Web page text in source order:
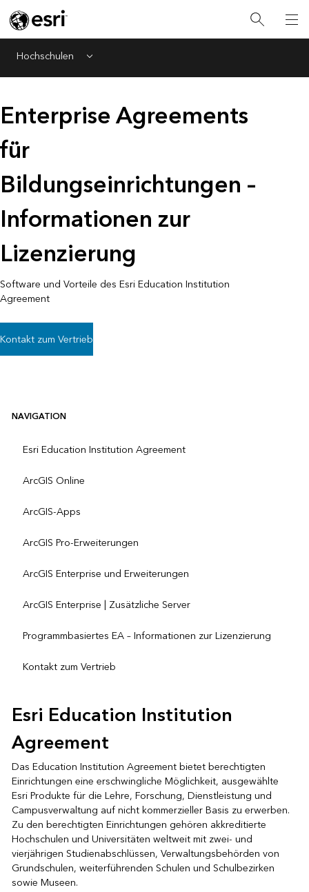
Hochschulen Menu
Enterprise Agreements
für
Bildungseinrichtungen –
Informationen zur
Lizenzierung
Software und Vorteile des Esri Education Institution
Agreement
Kontakt zum Vertrieb
NAVIGATION
Esri Education Institution Agreement
ArcGIS Online
ArcGIS-Apps
ArcGIS Pro-Erweiterungen
ArcGIS Enterprise und Erweiterungen
ArcGIS Enterprise | Zusätzliche Server
Programmbasiertes EA – Informationen zur Lizenzierung
Kontakt zum Vertrieb
Esri Education Institution
Agreement
Das Education Institution Agreement bietet berechtigten
Einrichtungen eine erschwingliche Möglichkeit, ausgewählte
Esri Produkte für die Lehre, Forschung, Dienstleistung und
Campusverwaltung auf nicht kommerzieller Basis zu erwerben.
Zu den berechtigten Einrichtungen gehören akkreditierte
Hochschulen und Universitäten weltweit mit zwei- und
vierjährigen Studienabschlüssen, Verwaltungsbehörden von
Grundschulen, weiterführenden Schulen und Schulbezirken
sowie Museen.